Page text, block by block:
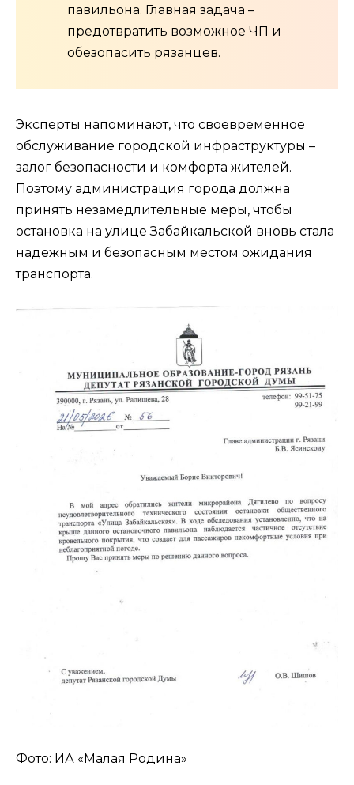
павильона. Главная задача –
предотвратить возможное ЧП и
обезопасить рязанцев.
Эксперты напоминают, что своевременное
обслуживание городской инфраструктуры –
залог безопасности и комфорта жителей.
Поэтому администрация города должна
принять незамедлительные меры, чтобы
остановка на улице Забайкальской вновь стала
надежным и безопасным местом ожидания
транспорта.
Фото: ИА «Малая Родина»